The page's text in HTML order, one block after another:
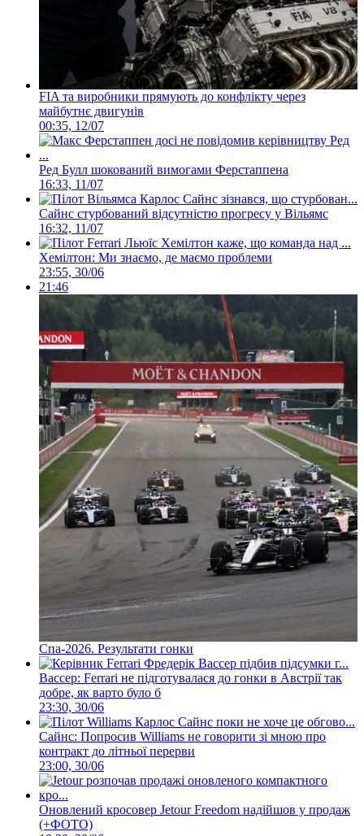
FIA та виробники прямують до конфлікту через
майбутнє двигунів
00:35, 12/07
Ред Булл шокований вимогами Ферстаппена
16:33, 11/07
Сайнс стурбований відсутністю прогресу у Вільямс
16:32, 11/07
Хемілтон: Ми знаємо, де маємо проблеми
23:55, 30/06
21:46
Спа-2026. Результати гонки
Вассер: Ferrari не підготувалася до гонки в Австрії так
добре, як варто було б
23:30, 30/06
Сайнс: Попросив Williams не говорити зі мною про
контракт до літньої перерви
23:00, 30/06
Оновлений кросовер Jetour Freedom надійшов у продаж
(+ФОТО)